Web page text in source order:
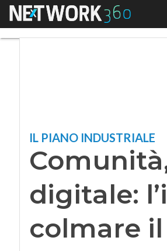
Menu
IL PIANO INDUSTRIALE
digitale:
colmare